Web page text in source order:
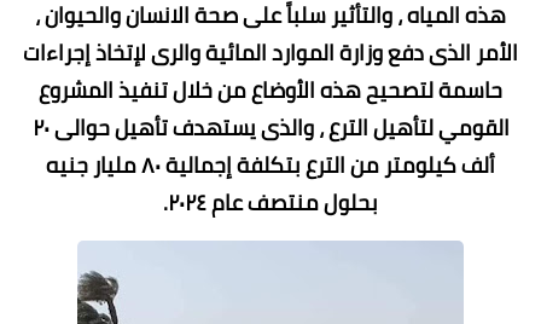
هذه المياه ، والتأثير سلباً على صحة الانسان والحيوان ،
الأمر الذى دفع وزارة الموارد المائية والرى لإتخاذ إجراءات
حاسمة لتصحيح هذه الأوضاع من خلال تنفيذ المشروع
القومي لتأهيل الترع ، والذى يستهدف تأهيل حوالى ٢٠
ألف كيلومتر من الترع بتكلفة إجمالية ٨٠ مليار جنيه
بحلول منتصف عام ٢٠٢٤.